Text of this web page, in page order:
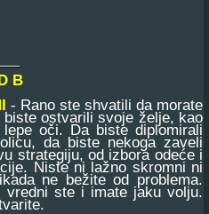
B
- Rano ste shvatili da morate
ostvarili svoje želje, kao
oči. Da biste diplomirali
da biste nekoga zaveli
strategiju, od izbora odeće i
Niste ni lažno skromni ni
ne bežite od problema.
vredni ste i imate jaku volju.